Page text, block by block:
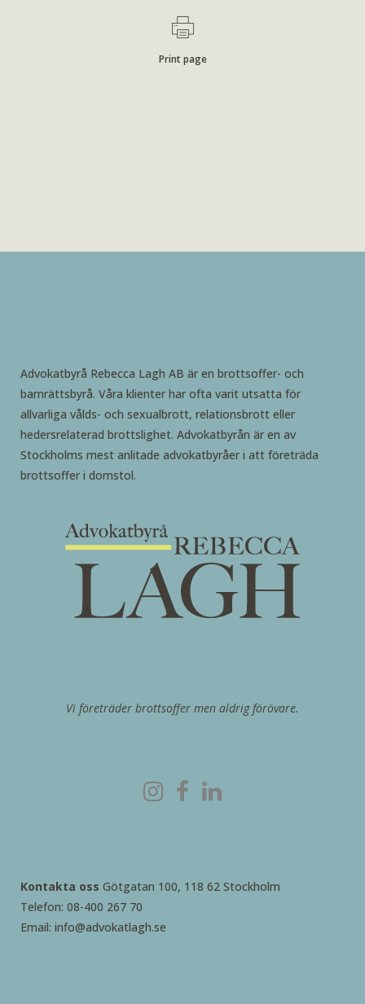
Print page
Advokatbyrå Rebecca Lagh AB är en brottsoffer- och
barnrättsbyrå. Våra klienter har ofta varit utsatta för
allvarliga vålds- och sexualbrott, relationsbrott eller
hedersrelaterad brottslighet. Advokatbyrån är en av
Stockholms mest anlitade advokatbyråer i att företräda
brottsoffer i domstol.
Vi företräder brottsoffer men aldrig förövare.
Kontakta oss Götgatan 100, 118 62 Stockholm
Telefon: 08-400 267 70
Email: info@advokatlagh.se